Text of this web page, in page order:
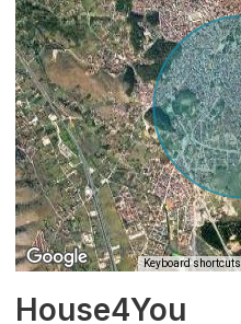
Keyboard shortcuts
House4You